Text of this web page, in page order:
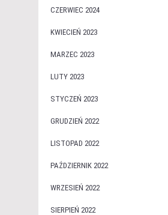
CZERWIEC 2024
KWIECIEŃ 2023
MARZEC 2023
LUTY 2023
STYCZEŃ 2023
GRUDZIEŃ 2022
LISTOPAD 2022
PAŹDZIERNIK 2022
WRZESIEŃ 2022
SIERPIEŃ 2022